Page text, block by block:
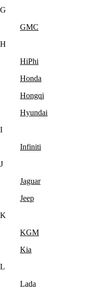
G
GMC
H
HiPhi
Honda
Hongqi
Hyundai
I
Infiniti
J
Jaguar
Jeep
K
KGM
Kia
L
Lada